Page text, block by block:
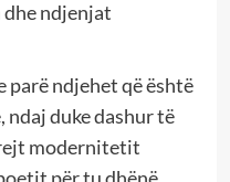
ndjenjat
parë ndjehet që është
duke dashur të
modernitetit